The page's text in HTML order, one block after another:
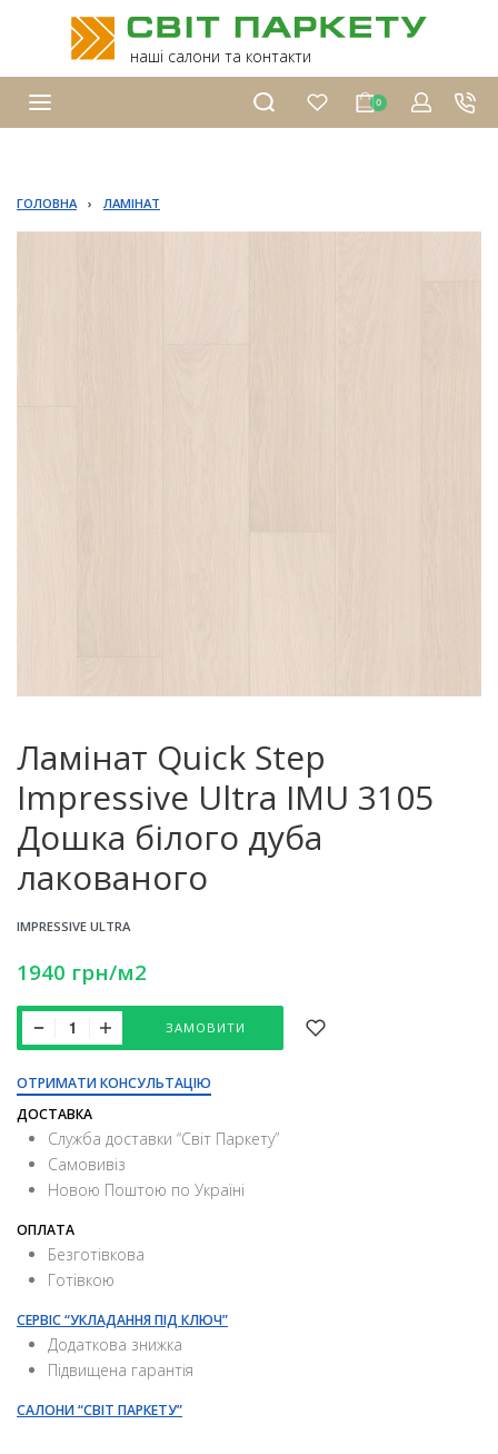
наші салони та контакти
0
ГОЛОВНА › ЛАМІНАТ
Ламінат Quick Step
Impressive Ultra IMU 3105
Дошка білого дуба
лакованого
IMPRESSIVE ULTRA
1940 грн/м2
ЗАМОВИТИ
ОТРИМАТИ КОНСУЛЬТАЦІЮ
ДОСТАВКА
Служба доставки “Свiт Паркету”
Самовивіз
Новою Поштою по Україні
ОПЛАТА
Безготівкова
Готівкою
СЕРВІС “УКЛАДАННЯ ПІД КЛЮЧ”
Додаткова знижка
Підвищена гарантія
САЛОНИ “СВІТ ПАРКЕТУ”